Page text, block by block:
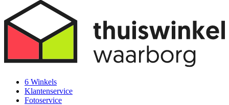
6 Winkels
Klantenservice
Fotoservice